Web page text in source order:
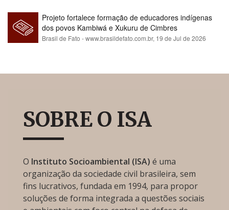
Projeto fortalece formação de educadores indígenas
dos povos Kambiwá e Xukuru de Cimbres
Brasil de Fato - www.brasildefato.com.br, 19 de Jul de 2026
SOBRE O ISA
O Instituto Socioambiental (ISA) é uma
organização da sociedade civil brasileira, sem
fins lucrativos, fundada em 1994, para propor
soluções de forma integrada a questões sociais